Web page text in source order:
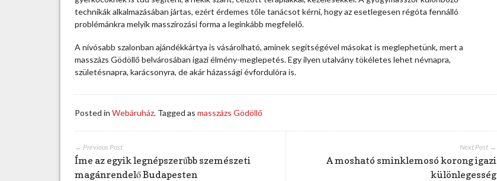
ő
s
g
i
m
s
s
á
s
G
technikák alkalmazásában jártas, ezért érdemes tőle tanácsot kérni, hogy az esetlegesen régóta fennálló
problémánkra melyik masszírozási forma a leginkább megfelelő.
A nívósabb szalonban ajándékkártya is vásárolható, aminek segítségével másokat is meglephetünk, mert a
masszázs Gödöllő belvárosában igazi élmény-meglepetés. Egy ilyen utalvány tökéletes lehet névnapra,
születésnapra, karácsonyra, de akár házassági évfordulóra is.
Posted inWebáruház. Tagged asmasszázs Gödöllő
Next Post →
A mosható sminklemosó korong igazi
különlegesség
← Previous Post
Íme az egyik legnépszerűbb szemészeti
magánrendelő Budapesten